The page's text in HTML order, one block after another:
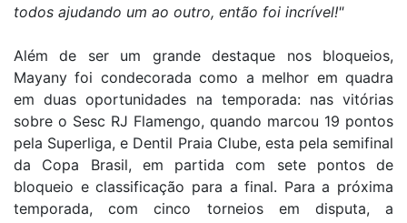
todos ajudando um ao outro, então foi incrível!"
Além de ser um grande destaque nos bloqueios,
Mayany foi condecorada como a melhor em quadra
em duas oportunidades na temporada: nas vitórias
sobre o Sesc RJ Flamengo, quando marcou 19 pontos
pela Superliga, e Dentil Praia Clube, esta pela semifinal
da Copa Brasil, em partida com sete pontos de
bloqueio e classificação para a final. Para a próxima
temporada, com cinco torneios em disputa, a